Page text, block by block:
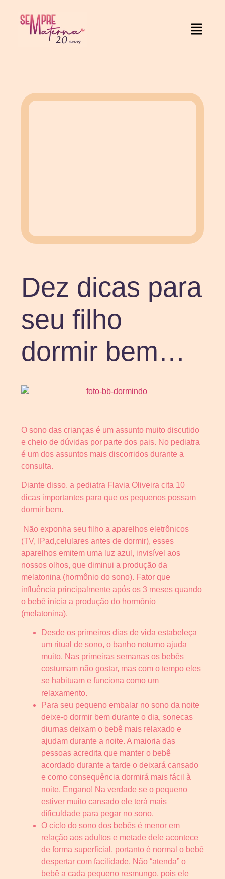
Dez dicas para
seu filho
dormir bem…
O sono das crianças é um assunto muito discutido
e cheio de dúvidas por parte dos pais. No pediatra
é um dos assuntos mais discorridos durante a
consulta.
Diante disso, a pediatra Flavia Oliveira cita 10
dicas importantes para que os pequenos possam
dormir bem.
Não exponha seu filho a aparelhos eletrônicos
(TV, IPad,celulares antes de dormir), esses
aparelhos emitem uma luz azul, invisível aos
nossos olhos, que diminui a produção da
melatonina (hormônio do sono). Fator que
influência principalmente após os 3 meses quando
o bebê inicia a produção do hormônio
(melatonina).
Desde os primeiros dias de vida estabeleça
um ritual de sono, o banho noturno ajuda
muito. Nas primeiras semanas os bebês
costumam não gostar, mas com o tempo eles
se habituam e funciona como um
relaxamento.
Para seu pequeno embalar no sono da noite
deixe-o dormir bem durante o dia, sonecas
diurnas deixam o bebê mais relaxado e
ajudam durante a noite. A maioria das
pessoas acredita que manter o bebê
acordado durante a tarde o deixará cansado
e como consequência dormirá mais fácil à
noite. Engano! Na verdade se o pequeno
estiver muito cansado ele terá mais
dificuldade para pegar no sono.
O ciclo do sono dos bebês é menor em
relação aos adultos e metade dele acontece
de forma superficial, portanto é normal o bebê
despertar com facilidade. Não “atenda” o
bebê a cada pequeno resmungo, pois ele